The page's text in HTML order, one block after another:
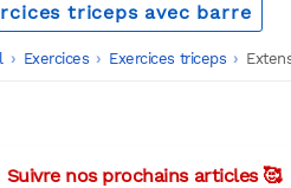
triceps avec barre
-
Exercices -
Exercices triceps -
Suivre nos prochains articles 🥰